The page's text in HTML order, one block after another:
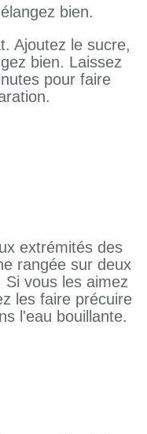
bien.
Ajoutez le sucre,
bien. Laissez
pour faire
extrémités des
rangée sur deux
vous les aimez
les faire précuire
l'eau bouillante.